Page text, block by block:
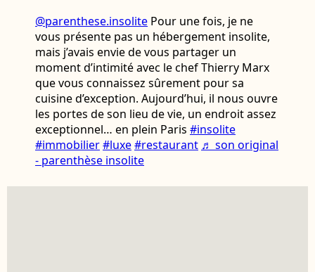
@parenthese.insolite Pour une fois, je ne
vous présente pas un hébergement insolite,
mais j’avais envie de vous partager un
moment d’intimité avec le chef Thierry Marx
que vous connaissez sûrement pour sa
cuisine d’exception. Aujourd’hui, il nous ouvre
les portes de son lieu de vie, un endroit assez
exceptionnel… en plein Paris #insolite
#immobilier#luxe#restaurant ♬ son original
- parenthèse insolite